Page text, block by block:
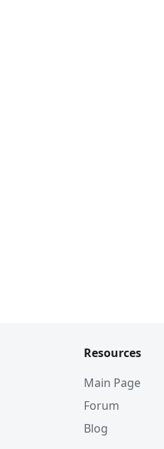
Resources
Main Page
Forum
Blog